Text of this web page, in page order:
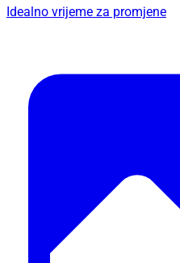
Idealno vrijeme za promjene